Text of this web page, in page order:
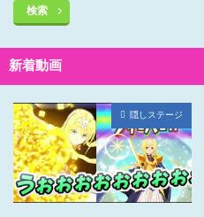
検索
新着動画
隠しステージ